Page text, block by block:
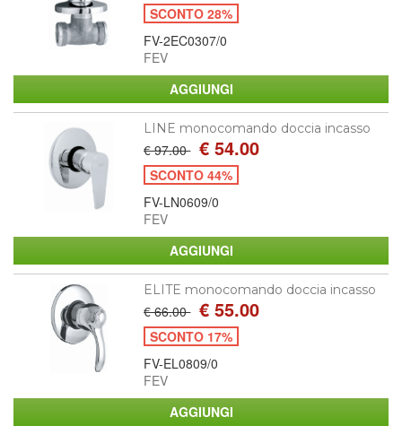
SCONTO 28%
FV-2EC0307/0
FEV
LINE monocomando doccia incasso
€ 97.00 € 54.00
SCONTO 44%
FV-LN0609/0
FEV
ELITE monocomando doccia incasso
€ 66.00 € 55.00
SCONTO 17%
FV-EL0809/0
FEV